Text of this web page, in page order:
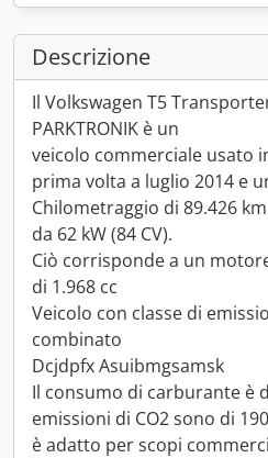
Descrizione
Il Volkswagen T5
PARKTRONIK è un
veicolo commerciale usato
prima volta a luglio 2014 e
Chilometraggio di 89.426
da 62 kW (84 CV).
Ciò corrisponde a un
di 1.968 cc
Veicolo con classe di
combinato
Dcjdpfx Asuibmgsamsk
Il consumo di carburante è
emissioni di CO2 sono di
è adatto per scopi